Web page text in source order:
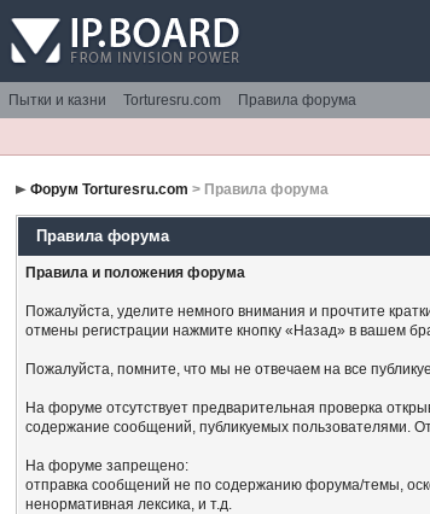
Пытки и казни Torturesru.com Правила форума
Форум Torturesru.com > Правила форума
Правила форума
Правила и положения форума
Пожалуйста, уделите немного внимания и прочтите
отмены регистрации нажмите кнопку «Назад» в вашем
Пожалуйста, помните, что мы не отвечаем на все
На форуме отсутствует предварительная проверка
содержание сообщений, публикуемых пользователями.
На форуме запрещено:
отправка сообщений не по содержанию форума/темы,
ненормативная лексика, и т.д.